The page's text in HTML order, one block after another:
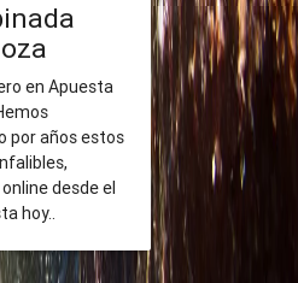
en Apuesta
por años estos
desde el
hoy..